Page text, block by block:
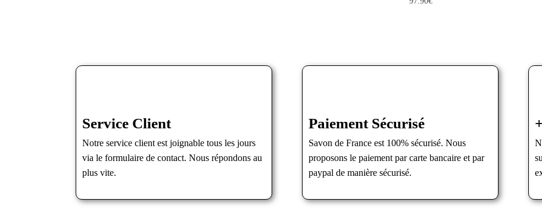
Service Client
Notre service client est joignable tous les jours
via le formulaire de contact. Nous répondons au
plus vite.
Paiement Sécurisé
Savon de France est 100% sécurisé. Nous
proposons le paiement par carte bancaire et par
paypal de manière sécurisé.